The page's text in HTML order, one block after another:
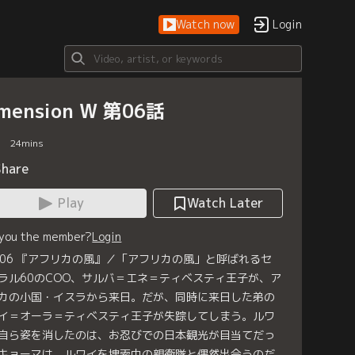
Watch now Login
W 第06話
24mins
Play
Watch Later
the member?Login
『アフリカの風』／「アフリカの風」と呼ばれるセ
ル60のCOO、サルバ＝エネ＝ティベスティ王子が、ア
の小国・イスラから来日。だが、同時に来日した弟の
＝オーラ＝ティベスティ王子が失踪してしまう。ルワ
ら姿を消したのは、お忍びでの日本観光が目当てだっ